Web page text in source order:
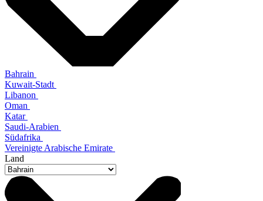
Bahrain
Kuwait-Stadt
Libanon
Oman
Katar
Saudi-Arabien
Südafrika
Vereinigte Arabische Emirate
Land